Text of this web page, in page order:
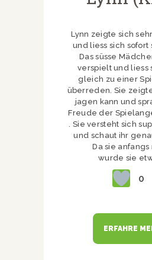
Lynn zeigte sich
und liess sich sofort
Das süsse
verspielt und liess
gleich zu einer
überreden. Sie
jagen kann und
Freude der
. Sie versteht sich
und schaut ihr
Da sie anfangs
wurde sie
0
ERFAHRE